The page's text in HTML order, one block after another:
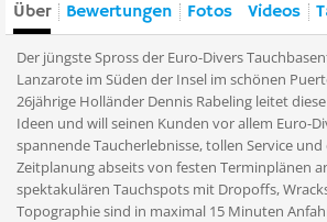
Über Bewertungen Fotos Videos
Der jüngste Spross der Euro-Divers
Lanzarote im Süden der Insel im schönen
26jährige Holländer Dennis Rabeling leitet
Ideen und will seinen Kunden vor allem Euro-
spannende Taucherlebnisse, tollen Service
Zeitplanung abseits von festen Terminplänen
spektakulären Tauchspots mit Dropoffs,
Topographie sind in maximal 15 Minuten